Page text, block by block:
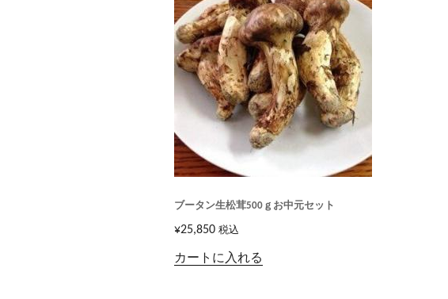
ブータン生松茸500ｇお中元セット
¥25,850 税込
カートに入れる